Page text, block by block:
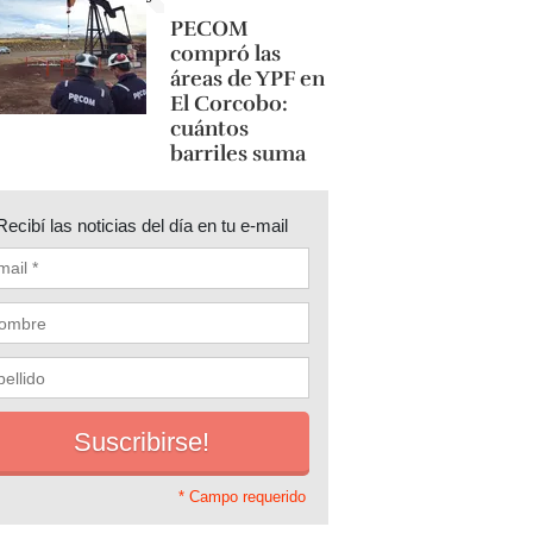
PECOM
compró las
áreas de YPF en
El Corcobo:
cuántos
barriles suma
las noticias del día en tu e-mail
* Campo requerido